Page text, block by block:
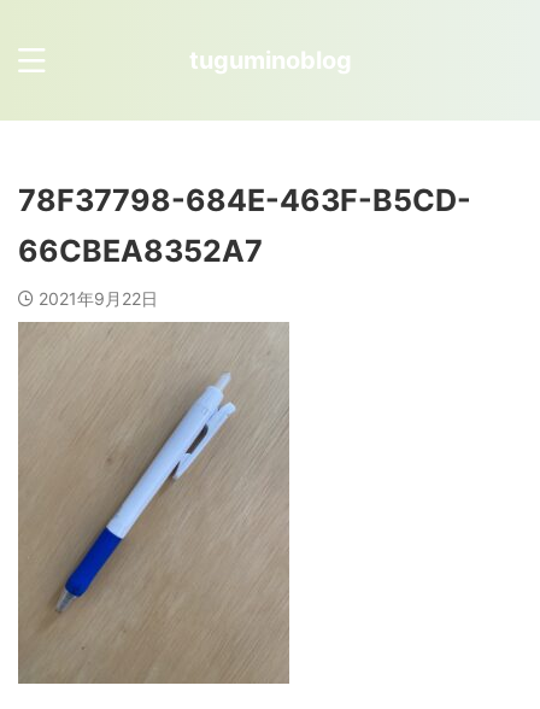
tuguminoblog
78F37798-684E-463F-B5CD-
66CBEA8352A7
2021年9月22日